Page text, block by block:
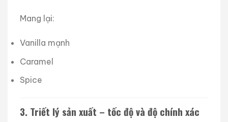
Mang lại:
Vanilla mạnh
Caramel
Spice
3. Triết lý sản xuất – tốc độ và độ chính xác